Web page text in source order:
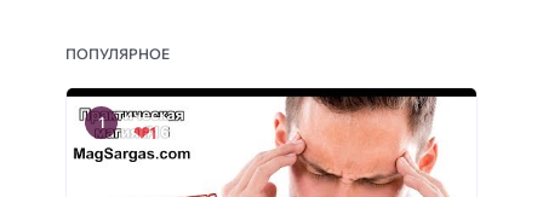
ПОПУЛЯРНОЕ
1